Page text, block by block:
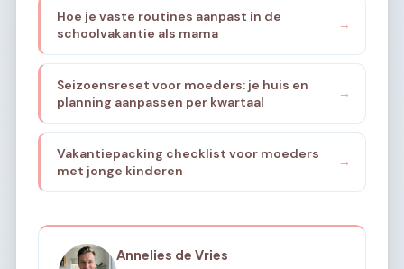
Hoe je vaste routines aanpast in de
schoolvakantie als mama
→
Seizoensreset voor moeders: je huis en
planning aanpassen per kwartaal
→
Vakantiepacking checklist voor moeders
met jonge kinderen
→
Annelies de Vries